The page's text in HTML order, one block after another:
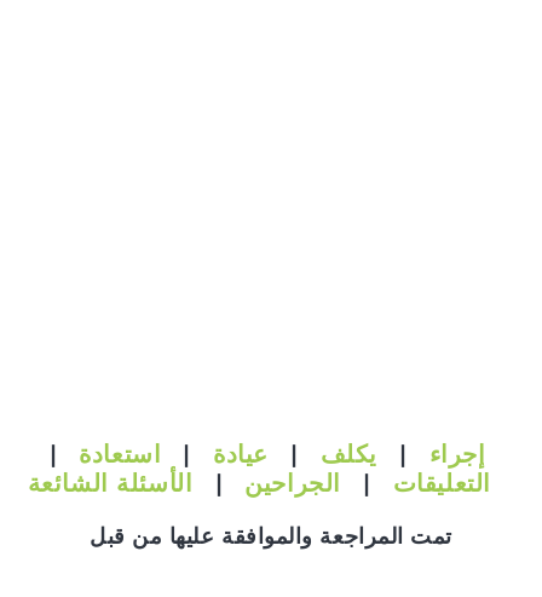
إجراء | يكلف | عيادة | استعادة
|
التعليقات
| الجراحين | الأسئلة الشائعة
تمت المراجعة والموافقة عليها من قبل